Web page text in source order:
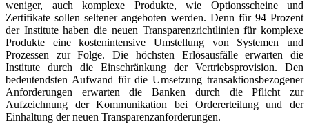
weniger, auch komplexe Produkte, wie Optionsscheine und
Zertifikate sollen seltener angeboten werden. Denn für 94 Prozent
der Institute haben die neuen Transparenzrichtlinien für komplexe
Produkte eine kostenintensive Umstellung von Systemen und
Prozessen zur Folge. Die höchsten Erlösausfälle erwarten die
Institute durch die Einschränkung der Vertriebsprovision. Den
bedeutendsten Aufwand für die Umsetzung transaktionsbezogener
Anforderungen erwarten die Banken durch die Pflicht zur
Aufzeichnung der Kommunikation bei Ordererteilung und der
Einhaltung der neuen Transparenzanforderungen.